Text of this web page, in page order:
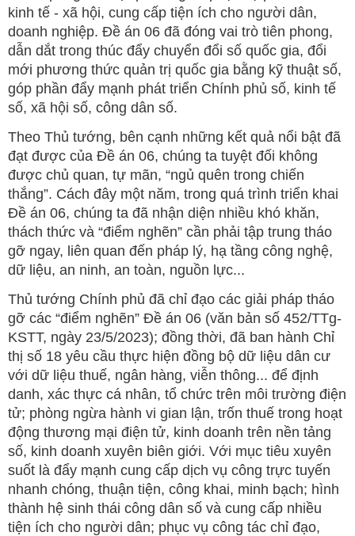
kinh tế - xã hội, cung cấp tiện ích cho người dân,
doanh nghiệp. Đề án 06 đã đóng vai trò tiên phong,
dẫn dắt trong thúc đẩy chuyển đổi số quốc gia, đổi
mới phương thức quản trị quốc gia bằng kỹ thuật số,
góp phần đẩy mạnh phát triển Chính phủ số, kinh tế
số, xã hội số, công dân số.
Theo Thủ tướng, bên cạnh những kết quả nổi bật đã
đạt được của Đề án 06, chúng ta tuyệt đối không
được chủ quan, tự mãn, “ngủ quên trong chiến
thắng”. Cách đây một năm, trong quá trình triển khai
Đề án 06, chúng ta đã nhận diện nhiều khó khăn,
thách thức và “điểm nghẽn” cần phải tập trung tháo
gỡ ngay, liên quan đến pháp lý, hạ tầng công nghệ,
dữ liệu, an ninh, an toàn, nguồn lực...
Thủ tướng Chính phủ đã chỉ đạo các giải pháp tháo
gỡ các “điểm nghẽn” Đề án 06 (văn bản số 452/TTg-
KSTT, ngày 23/5/2023); đồng thời, đã ban hành Chỉ
thị số 18 yêu cầu thực hiện đồng bộ dữ liệu dân cư
với dữ liệu thuế, ngân hàng, viễn thông... để định
danh, xác thực cá nhân, tổ chức trên môi trường điện
tử; phòng ngừa hành vi gian lận, trốn thuế trong hoạt
động thương mại điện tử, kinh doanh trên nền tảng
số, kinh doanh xuyên biên giới. Với mục tiêu xuyên
suốt là đẩy mạnh cung cấp dịch vụ công trực tuyến
nhanh chóng, thuận tiện, công khai, minh bạch; hình
thành hệ sinh thái công dân số và cung cấp nhiều
tiện ích cho người dân; phục vụ công tác chỉ đạo,